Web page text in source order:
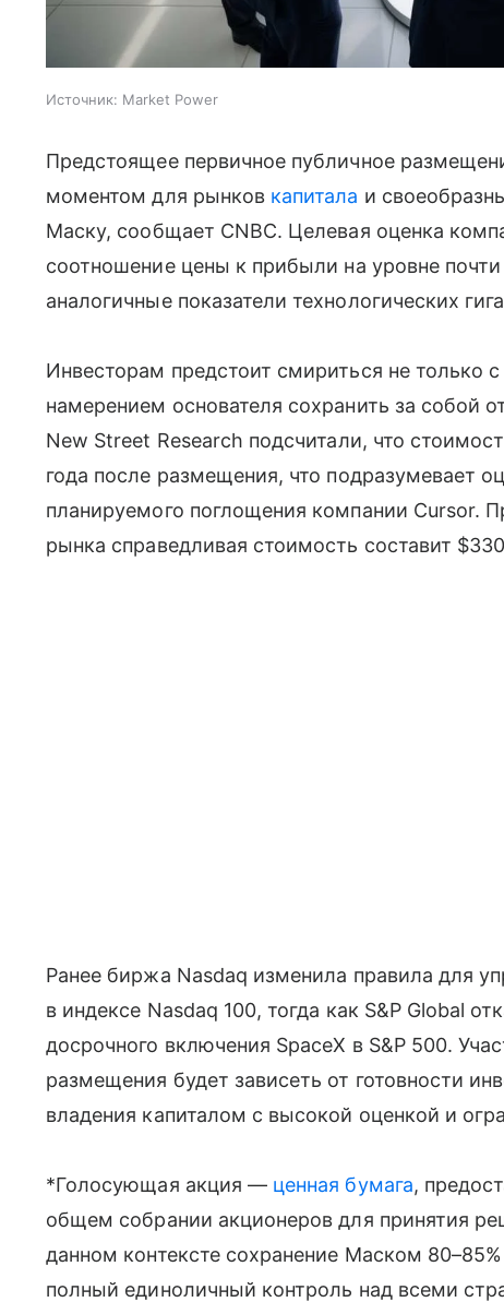
Источник: Market Power
Предстоящее первичное публичное
моментом для рынков капитала и
Маску, сообщает CNBC. Целевая оценка
соотношение цены к прибыли на уровне
аналогичные показатели технологических
Инвесторам предстоит смириться не только
намерением основателя сохранить за собой
New Street Research подсчитали, что
года после размещения, что подразумевает
планируемого поглощения компании Cursor.
рынка справедливая стоимость составит
Ранее биржа Nasdaq изменила правила для
в индексе Nasdaq 100, тогда как S&P Global
досрочного включения SpaceX в S&P 500.
размещения будет зависеть от готовности
владения капиталом с высокой оценкой и
*Голосующая акция — ценная бумага,
общем собрании акционеров для принятия
данном контексте сохранение Маском
полный единоличный контроль над всеми